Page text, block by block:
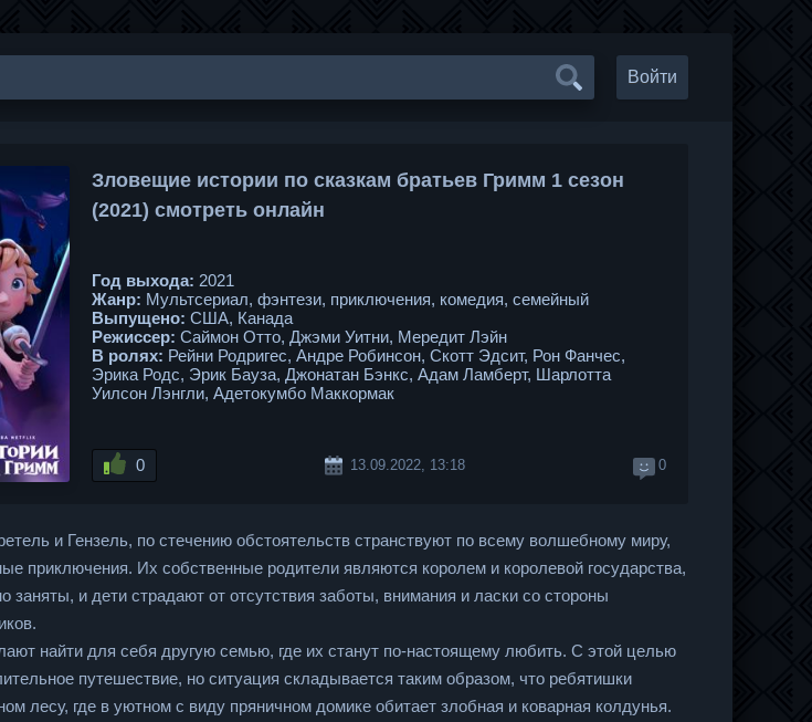
Войти
Зловещие истории по сказкам братьев Гримм 1 сезон
(2021) смотреть онлайн
Год выхода: 2021
Жанр: Мультсериал, фэнтези, приключения, комедия, семейный
Выпущено: США, Канада
Режиссер: Саймон Отто, Джэми Уитни, Мередит Лэйн
В ролях: Рейни Родригес, Андре Робинсон, Скотт Эдсит, Рон Фанчес,
Эрика Родс, Эрик Бауза, Джонатан Бэнкс, Адам Ламберт, Шарлотта
Уилсон Лэнгли, Адетокумбо Маккормак
0 13.09.2022, 13:18 0
и Гензель, по стечению обстоятельств странствуют по всему волшебному миру,
приключения. Их собственные родители являются королем и королевой государства,
заняты, и дети страдают от отсутствия заботы, внимания и ласки со стороны
найти для себя другую семью, где их станут по-настоящему любить. С этой целью
путешествие, но ситуация складывается таким образом, что ребятишки
лесу, где в уютном с виду пряничном домике обитает злобная и коварная колдунья.